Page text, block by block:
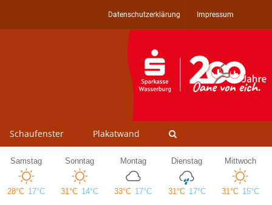
Datenschutzerklärung Impressum
Schaufenster Plakatwand